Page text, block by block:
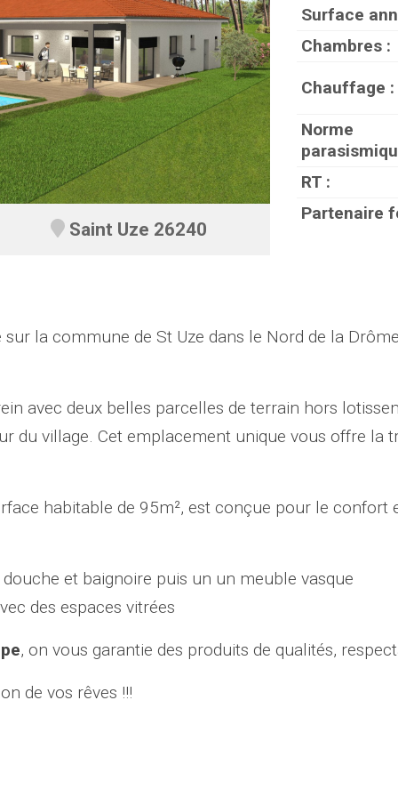
Saint Uze 26240
Surface
Chambres :
Chauffage :
Norme
RT :
Partenaire
la commune de St Uze dans le Nord de la
avec deux belles parcelles de terrain hors
du village. Cet emplacement unique vous offre la
habitable de 95m², est conçue pour le confort
et baignoire puis un un meuble vasque
des espaces vitrées
, on vous garantie des produits de qualités,
de vos rêves !!!